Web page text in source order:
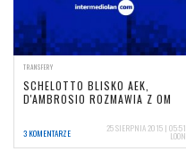
TRANSFERY
SCHELOTTO BLISKO AEK,
D'AMBROSIO ROZMAWIA Z OM
3 KOMENTARZE 25 SIERPNIA 2015 | 05:51
LOON